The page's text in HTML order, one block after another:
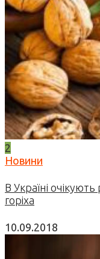
2
Новини
В Україні
горіха
10.09.2018